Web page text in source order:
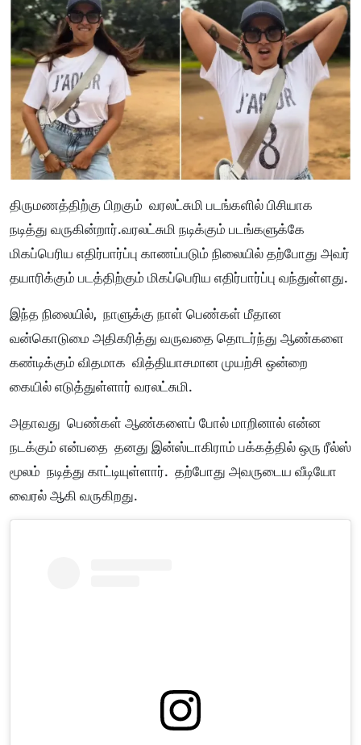
திருமணத்திற்கு பிறகும் வரலட்சுமி படங்களில் பிசியாக
நடித்து வருகின்றார்.வரலட்சுமி நடிக்கும் படங்களுக்கே
மிகப்பெரிய எதிர்பார்ப்பு காணப்படும் நிலையில் தற்போது அவர்
தயாரிக்கும் படத்திற்கும் மிகப்பெரிய எதிர்பார்ப்பு வந்துள்ளது.
இந்த நிலையில், நாளுக்கு நாள் பெண்கள் மீதான
வன்கொடுமை அதிகரித்து வருவதை தொடர்ந்து ஆண்களை
கண்டிக்கும் விதமாக வித்தியாசமான முயற்சி ஒன்றை
கையில் எடுத்துள்ளார் வரலட்சுமி.
அதாவது பெண்கள் ஆண்களைப் போல் மாறினால் என்ன
நடக்கும் என்பதை தனது இன்ஸ்டாகிராம் பக்கத்தில் ஒரு ரீல்ஸ்
மூலம் நடித்து காட்டியுள்ளார். தற்போது அவருடைய வீடியோ
வைரல் ஆகி வருகிறது.